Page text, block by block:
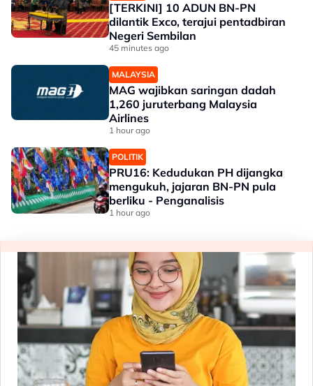
[TERKINI] 10 ADUN BN-PN
dilantik Exco, terajui pentadbiran
Negeri Sembilan
45 minutes ago
MALAYSIA
MAG wajibkan saringan dadah
1,260 juruterbang Malaysia
Airlines
1 hour ago
POLITIK
PRU16: Kedudukan PH dijangka
mengukuh, jajaran BN-PN pula
berliku - Penganalisis
1 hour ago